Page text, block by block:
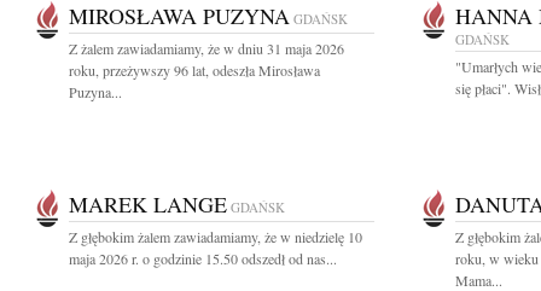
MIROSŁAWA PUZYNA GDAŃSK
Z żalem zawiadamiamy, że w dniu 31 maja 2026
roku, przeżywszy 96 lat, odeszła Mirosława
Puzyna...
HANNA
GDAŃSK
"Umarłych
się płaci".
MAREK LANGE GDAŃSK
Z głębokim żalem zawiadamiamy, że w niedzielę 10
maja 2026 r. o godzinie 15.50 odszedł od nas...
Z głębokim
roku, w wieku
Mama...